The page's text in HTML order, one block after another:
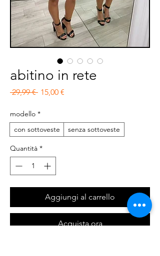
abitino in rete
29,99 € Prezzo regolare
15,00 €
modello *
con sottoveste
senza sottoveste
Quantità *
Aggiungi al carrello
Acquista ora